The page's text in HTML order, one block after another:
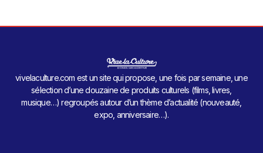
vivelaculture.com est un site qui propose, une fois par semaine, une
sélection d’une douzaine de produits culturels (films, livres,
musique…) regroupés autour d’un thème d’actualité (nouveauté,
expo, anniversaire…).